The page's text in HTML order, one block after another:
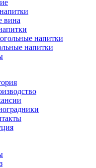
вина
напитки
напитки